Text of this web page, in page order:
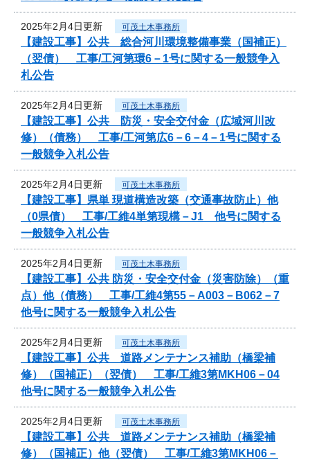
2025年2月4日更新 可茂土木事務所
【建設工事】公共 総合河川環境整備事業（国補正）
（翌債） 工事/工河第環6－1号に関する一般競争入
札公告
2025年2月4日更新 可茂土木事務所
【建設工事】公共 防災・安全交付金（広域河川改
修）（債務） 工事/工河第広6－6－4－1号に関する
一般競争入札公告
2025年2月4日更新 可茂土木事務所
【建設工事】県単 現道構造改築（交通事故防止）他
（0県債） 工事/工維4単第現構－J1 他号に関する
一般競争入札公告
2025年2月4日更新 可茂土木事務所
【建設工事】公共 防災・安全交付金（災害防除）（重
点）他（債務） 工事/工維4第55－A003－B062－7
他号に関する一般競争入札公告
2025年2月4日更新 可茂土木事務所
【建設工事】公共 道路メンテナンス補助（橋梁補
修）（国補正）（翌債） 工事/工維3第MKH06－04
他号に関する一般競争入札公告
2025年2月4日更新 可茂土木事務所
【建設工事】公共 道路メンテナンス補助（橋梁補
修）（国補正）他（翌債） 工事/工維3第MKH06－